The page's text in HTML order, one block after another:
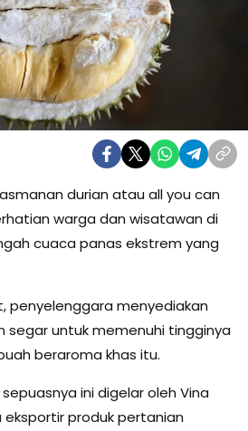
durian atau all you can
warga dan wisatawan di
cuaca panas ekstrem yang
penyelenggara menyediakan
segar untuk memenuhi tingginya
beraroma khas itu.
ini digelar oleh Vina
eksportir produk pertanian